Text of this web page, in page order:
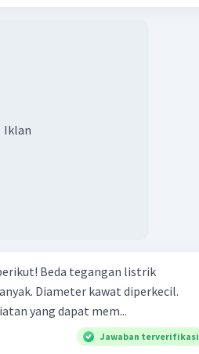
Iklan
listrik
listrik diperbesar. Kegiatan yang dapat mem...
Jawaban terverifikasi